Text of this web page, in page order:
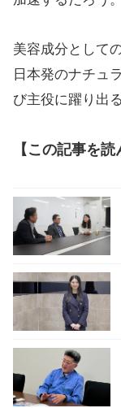
美容成分として
日本発のナチュ
び主役に躍り出
【この記事を